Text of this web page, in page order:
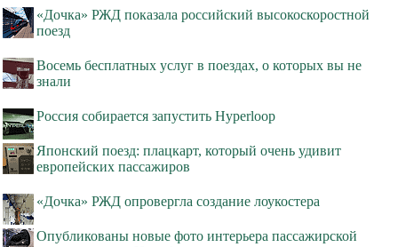
«Дочка» РЖД показала российский высокоскоростной
поезд
Восемь бесплатных услуг в поездах, о которых вы не
знали
Россия собирается запустить Hyperloop
Японский поезд: плацкарт, который очень удивит
европейских пассажиров
«Дочка» РЖД опровергла создание лоукостера
Опубликованы новые фото интерьера пассажирской